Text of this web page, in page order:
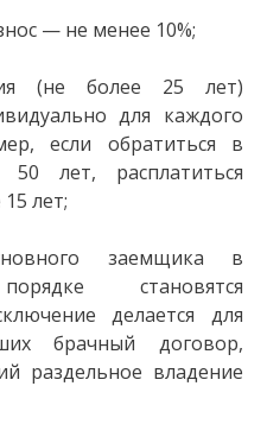
— не менее 10%;
(не более 25 лет)
для каждого
если обратиться в
лет, расплатиться
лет;
заемщика в
становятся
делается для
брачный договор,
раздельное владение